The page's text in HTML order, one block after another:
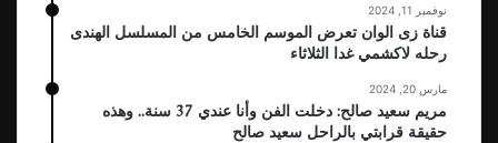
نوفمبر 11, 2024
قناة زى الوان تعرض الموسم الخامس من المسلسل الهندى
رحله لاكشمي غدا الثلاثاء
مارس 20, 2024
مريم سعيد صالح: دخلت الفن وأنا عندي 37 سنة.. وهذه
حقيقة قرابتي بالراحل سعيد صالح